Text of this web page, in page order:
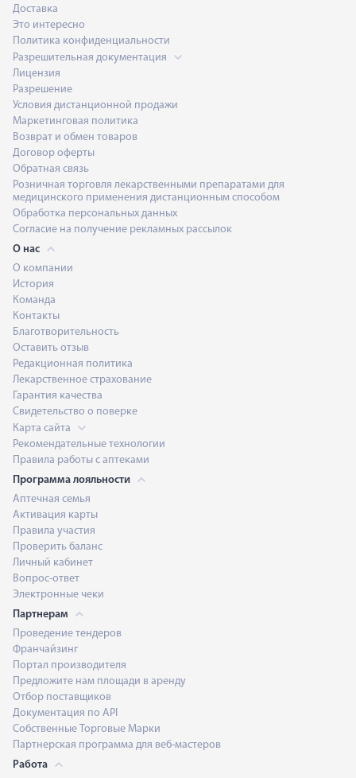
Доставка
Это интересно
Политика конфиденциальности
Разрешительная документация
Лицензия
Разрешение
Условия дистанционной продажи
Маркетинговая политика
Возврат и обмен товаров
Договор оферты
Обратная связь
Розничная торговля лекарственными препаратами для
медицинского применения дистанционным способом
Обработка персональных данных
Согласие на получение рекламных рассылок
О нас
О компании
История
Команда
Контакты
Благотворительность
Оставить отзыв
Редакционная политика
Лекарственное страхование
Гарантия качества
Свидетельство о поверке
Карта сайта
Рекомендательные технологии
Правила работы с аптеками
Программа лояльности
Аптечная семья
Активация карты
Правила участия
Проверить баланс
Личный кабинет
Вопрос-ответ
Электронные чеки
Партнерам
Проведение тендеров
Франчайзинг
Портал производителя
Предложите нам площади в аренду
Отбор поставщиков
Документация по API
Собственные Торговые Марки
Партнерская программа для веб-мастеров
Работа